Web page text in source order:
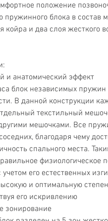
положение
блока в состав
койра и два слоя жесткого
и анатомический эффект
блок независимых
В данной конструкции
текстильный
мешочками. Все
благодаря чему
спального места.
физиологическое
его естественных
и оптимальную
его искривлению
зонирование